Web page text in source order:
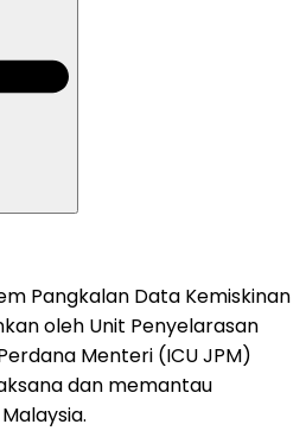
Pangkalan Data Kemiskinan
oleh Unit Penyelarasan
Menteri (ICU JPM)
dan memantau